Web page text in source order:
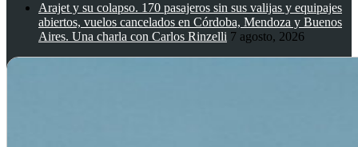
Arajet y su colapso. 170 pasajeros sin sus valijas y equipajes
abiertos, vuelos cancelados en Córdoba, Mendoza y Buenos
Aires. Una charla con Carlos Rinzelli 7 agosto, 2026